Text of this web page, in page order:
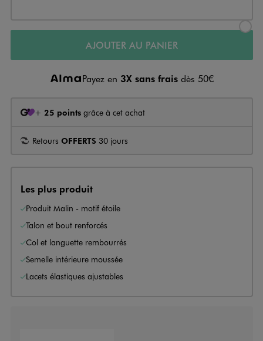
AJOUTER AU PANIER
Payez en 3X sans frais dès 50€
+ 25 points grâce à cet achat
Retours OFFERTS 30 jours
Les plus produit
Produit Malin - motif étoile
Talon et bout renforcés
Col et languette rembourrés
Semelle intérieure moussée
Lacets élastiques ajustables